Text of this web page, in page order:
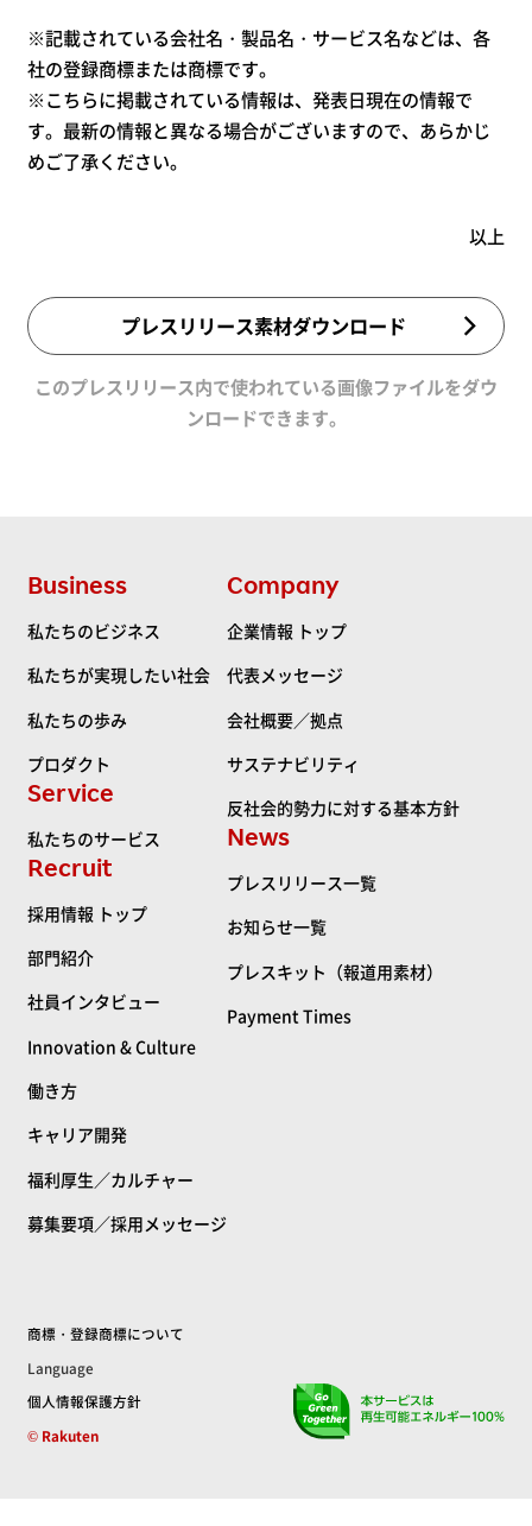
※記載されている会社名・製品名・サービス名などは、各
社の登録商標または商標です。
※こちらに掲載されている情報は、発表日現在の情報で
す。最新の情報と異なる場合がございますので、あらかじ
めご了承ください。
以上
プレスリリース素材ダウンロード
このプレスリリース内で使われている画像ファイルをダウ
ンロードできます。
Business
私たちのビジネス
私たちが実現したい社会
私たちの歩み
プロダクト
Service
私たちのサービス
Recruit
採用情報 トップ
部門紹介
社員インタビュー
Innovation & Culture
働き方
キャリア開発
福利厚生／カルチャー
募集要項／採用メッセージ
Company
企業情報 トップ
代表メッセージ
会社概要／拠点
サステナビリティ
反社会的勢力に対する基本方針
News
プレスリリース一覧
お知らせ一覧
プレスキット（報道用素材）
Payment Times
商標・登録商標について
Language
個人情報保護方針
© Rakuten